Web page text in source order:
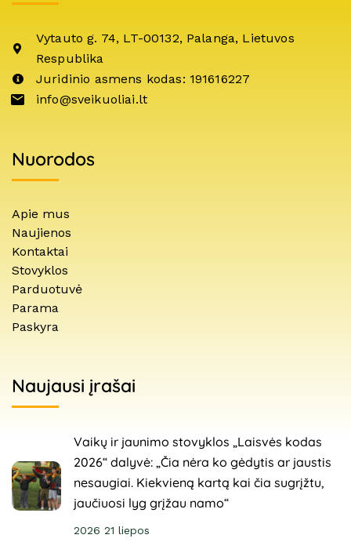
Vytauto g. 74, LT-00132, Palanga, Lietuvos
Respublika
Juridinio asmens kodas: 191616227
info@sveikuoliai.lt
Nuorodos
Apie mus
Naujienos
Kontaktai
Stovyklos
Parduotuvė
Parama
Paskyra
Naujausi įrašai
Vaikų ir jaunimo stovyklos „Laisvės kodas
2026“ dalyvė: „Čia nėra ko gėdytis ar jaustis
nesaugiai. Kiekvieną kartą kai čia sugrįžtu,
jaučiuosi lyg grįžau namo“
2026 21 liepos